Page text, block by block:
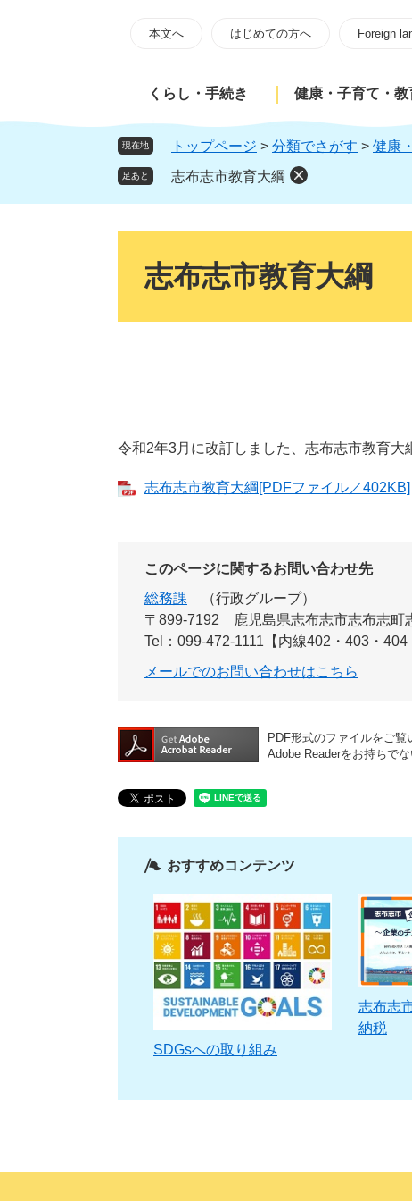
頭
飛
本
本文へ はじめての方へ Foreign
くらし・手続き 健康・子育て・教
現在地 トップページ > 分類でさがす > 健康
足あと 志布志市教育大綱
志布志市教育大綱
令和2年3月に改訂しました、志布志市教育大
志布志市教育大綱[PDFファイル／402KB]
このページに関するお問い合わせ先
総務課
行政グループ
〒899-7192
鹿児島県志布志市志布志町
Tel：099-472-1111【内線402・403・404
メールでのお問い合わせはこちら
PDF形式のファイルをご覧
Adobe Readerをお持ちで
おすすめコンテンツ
SDGsへの取り組み
志布志
納税